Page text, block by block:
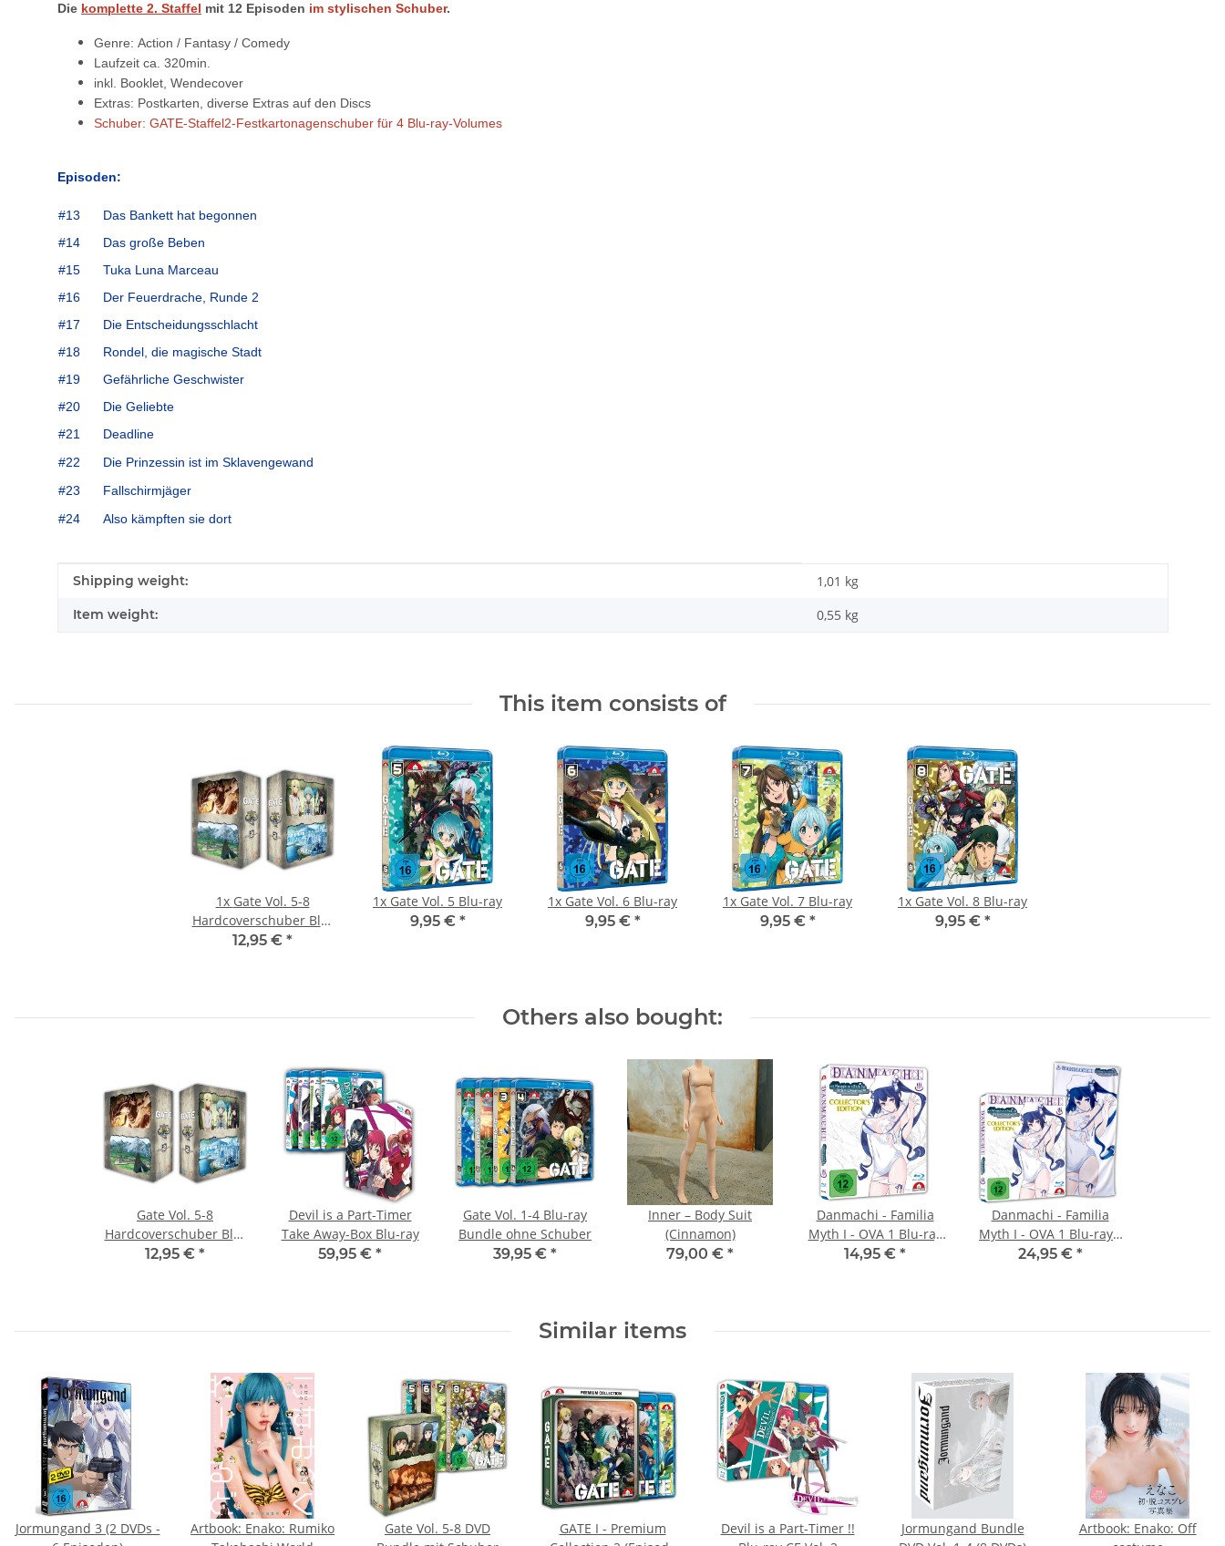
Die komplette 2. Staffel mit 12 Episoden im stylischen Schuber.
Genre: Action / Fantasy / Comedy
Laufzeit ca. 320min.
inkl. Booklet, Wendecover
Extras: Postkarten, diverse Extras auf den Discs
Schuber: GATE-Staffel2-Festkartonagenschuber für 4 Blu-ray-Volumes
Episoden:
#13
Das Bankett hat begonnen
#14
Das große Beben
#15
Tuka Luna Marceau
#16
Der Feuerdrache, Runde 2
#17
Die Entscheidungsschlacht
#18
Rondel, die magische Stadt
#19
Gefährliche Geschwister
#20
Die Geliebte
#21
Deadline
#22
Die Prinzessin ist im Sklavengewand
#23
Fallschirmjäger
#24
Also kämpften sie dort
Item information
Value
Shipping weight: 1,01 kg
Item weight: 0,55 kg
This item consists of
1x Gate Vol. 5-8
Hardcoverschuber Blu-
ray
12,95 € *
1x
Gate Vol. 5 Blu-ray
9,95 € *
1x
Gate Vol. 6 Blu-ray
9,95 € *
1x
Gate Vol. 7 Blu-ray
9,95 € *
1x
Gate Vol. 8 Blu-ray
9,95 € *
Others also bought:
Gate Vol. 5-8
Hardcoverschuber Blu-
ray
12,95 € *
Devil is a Part-Timer
Take Away-Box Blu-ray
59,95 € *
Gate Vol. 1-4 Blu-ray
Bundle ohne Schuber
39,95 € *
Inner – Body Suit
(Cinnamon)
79,00 € *
Danmachi - Familia
Myth I - OVA 1 Blu-ray
CE
14,95 € *
Danmachi - Familia
Myth I - OVA 1 Blu-ray -
Limitierte Handtuch
24,95 € *
Similar items
Jormungand 3 (2 DVDs -
Artbook: Enako: Rumiko
Gate Vol. 5-8 DVD
GATE I - Premium
Devil is a Part-Timer !!
Jormungand Bundle
Artbook: Enako: Off